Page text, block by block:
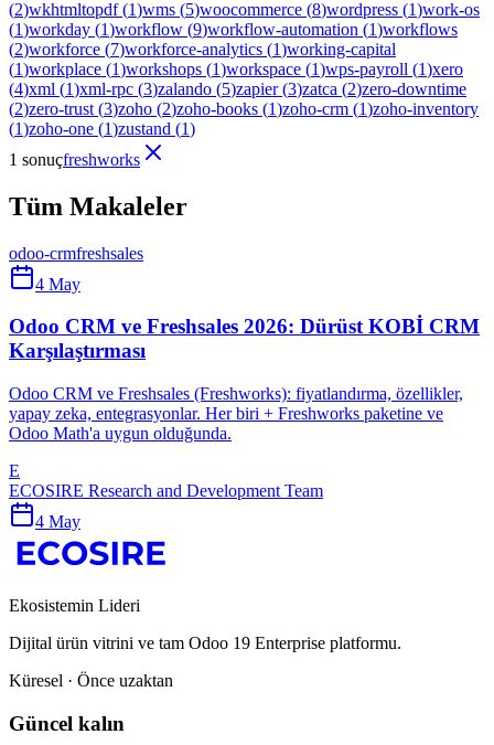
(2)wkhtmltopdf(1)wms (5)woocommerce (8)wordpress (1)work-os
(1)workday (1)workflow (9)workflow-automation (1)workflows
(2)workforce (7)workforce-analytics (1)working-capital
(1)workplace (1)workshops (1)workspace (1)wps-payroll (1)xero
(4)xml (1)xml-rpc (3)zalando (5)zapier(3)zatca (2)zero-downtime
(2)zero-trust (3)zoho (2)zoho-books (1)zoho-crm (1)zoho-inventory
(1)zoho-one (1)zustand (1)
1 sonuçfreshworks
Tüm Makaleler
odoo-crmfreshsales
4 May
Odoo CRM ve Freshsales 2026: Dürüst KOBİ CRM
Karşılaştırması
Odoo CRM ve Freshsales (Freshworks): fiyatlandırma, özellikler,
yapay zeka, entegrasyonlar. Her biri + Freshworks paketine ve
Odoo Math'a uygun olduğunda.
E
ECOSIRE Research and Development Team
4 May
Ekosistemin Lideri
Dijital ürün vitrini ve tam Odoo 19 Enterprise platformu.
Küresel · Önce uzaktan
Güncel kalın